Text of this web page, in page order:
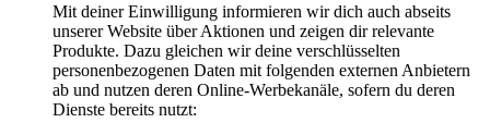
Mit deiner Einwilligung informieren wir dich auch abseits
unserer Website über Aktionen und zeigen dir relevante
Produkte. Dazu gleichen wir deine verschlüsselten
personenbezogenen Daten mit folgenden externen Anbietern
ab und nutzen deren Online-Werbekanäle, sofern du deren
Dienste bereits nutzt: